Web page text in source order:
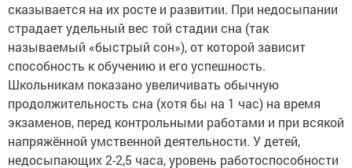
сказывается на их росте и развитии. При недосыпании
страдает удельный вес той стадии сна (так
называемый «быстрый сон»), от которой зависит
способность к обучению и его успешность.
Школьникам показано увеличивать обычную
продолжительность сна (хотя бы на 1 час) на время
экзаменов, перед контрольными работами и при всякой
напряжённой умственной деятельности. У детей,
недосыпающих 2-2,5 часа, уровень работоспособности